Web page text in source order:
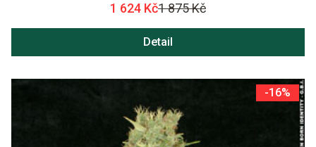
1 624 Kč1 875 Kč
Detail
-16%